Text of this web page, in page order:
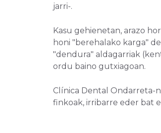
jarri-.
Kasu gehienetan, arazo
honi "berehalako karga"
"dendura" aldagarriak
ordu baino gutxiagoan.
Clínica Dental Ondarreta-
finkoak, irribarre eder bat